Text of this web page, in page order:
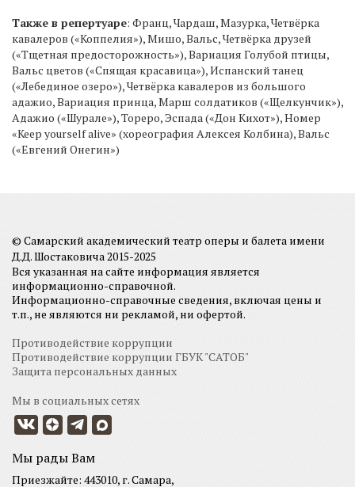
Также в репертуаре: Франц, Чардаш, Мазурка, Четвёрка
кавалеров («Коппелия»), Мишо, Вальс, Четвёрка друзей
(«Тщетная предосторожность»), Вариация Голубой птицы,
Вальс цветов («Спящая красавица»), Испанский танец
(«Лебединое озеро»), Четвёрка кавалеров из большого
адажио, Вариация принца, Марш солдатиков («Щелкунчик»),
Адажио («Шурале»), Тореро, Эспада («Дон Кихот»), Номер
«Keep yourself alive» (хореография Алексея Колбина), Вальс
(«Евгений Онегин»)
© Самарский академический театр оперы и балета имени
Д.Д. Шостаковича 2015-2025
Вся указанная на сайте информация является
информационно-справочной.
Информационно-справочные сведения, включая цены и
т.п., не являются ни рекламой, ни офертой.
Противодействие коррупции
Противодействие коррупции ГБУК "САТОБ"
Защита персональных данных
Мы в социальных сетях
Мы рады Вам
Приезжайте: 443010, г. Самара,